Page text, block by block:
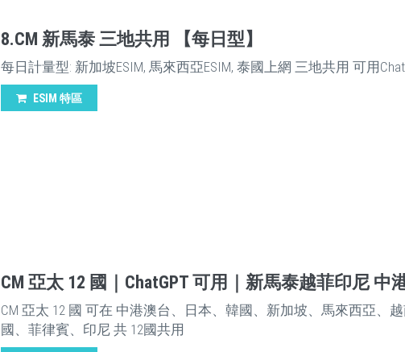
8.CM 新馬泰 三地共用 【每日型】
每日計量型: 新加坡ESIM, 馬來西亞ESIM, 泰國上網 三地共用 可用Chat
ESIM 特區
CM 亞太 12 國｜ChatGPT 可用｜新馬泰越菲印尼 中
CM 亞太 12 國 可在 中港澳台、日本、韓國、新加坡、馬來西亞、
國、菲律賓、印尼 共 12國共用